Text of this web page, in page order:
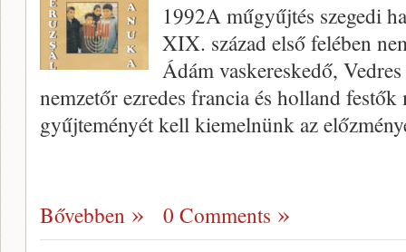
1992A műgyűjtés szegedi
XIX. század első felében
Ádám vaskereskedő,
nemzetőr ezredes francia és holland
gyűjteményét kell kiemelnünk az
Bővebben 0 Comments